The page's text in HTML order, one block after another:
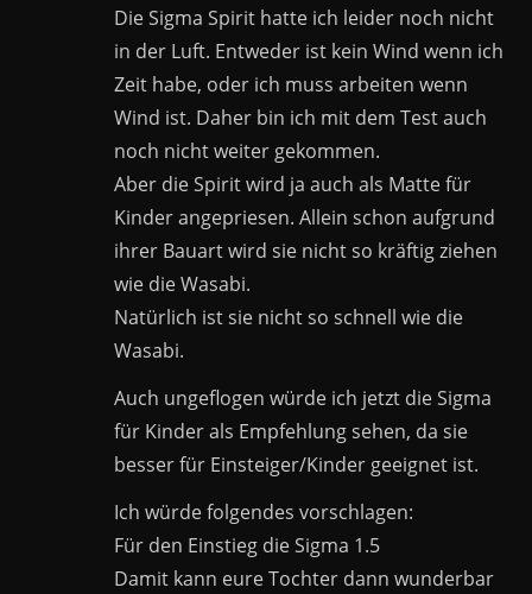
Die Sigma Spirit hatte ich leider noch nicht
in der Luft. Entweder ist kein Wind wenn ich
Zeit habe, oder ich muss arbeiten wenn
Wind ist. Daher bin ich mit dem Test auch
noch nicht weiter gekommen.
Aber die Spirit wird ja auch als Matte für
Kinder angepriesen. Allein schon aufgrund
ihrer Bauart wird sie nicht so kräftig ziehen
wie die Wasabi.
Natürlich ist sie nicht so schnell wie die
Wasabi.
Auch ungeflogen würde ich jetzt die Sigma
für Kinder als Empfehlung sehen, da sie
besser für Einsteiger/Kinder geeignet ist.
Ich würde folgendes vorschlagen:
Für den Einstieg die Sigma 1.5
Damit kann eure Tochter dann wunderbar